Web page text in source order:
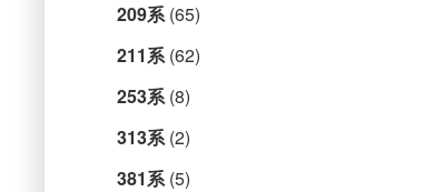
209系(65)
211系(62)
253系(8)
313系(2)
381系(5)